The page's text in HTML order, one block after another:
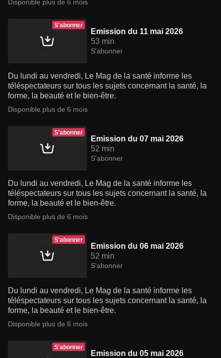
Disponible plus de 6 mois
S'abonner
Emission du 11 mai 2026
53 min
S'abonner
Du lundi au vendredi, Le Mag de la santé informe les
téléspectateurs sur tous les sujets concernant la santé, la
forme, la beauté et le bien-être.
Disponible plus de 6 mois
S'abonner
Emission du 07 mai 2026
52 min
S'abonner
Du lundi au vendredi, Le Mag de la santé informe les
téléspectateurs sur tous les sujets concernant la santé, la
forme, la beauté et le bien-être.
Disponible plus de 6 mois
S'abonner
Emission du 06 mai 2026
52 min
S'abonner
Du lundi au vendredi, Le Mag de la santé informe les
téléspectateurs sur tous les sujets concernant la santé, la
forme, la beauté et le bien-être.
Disponible plus de 6 mois
S'abonner
Emission du 05 mai 2026